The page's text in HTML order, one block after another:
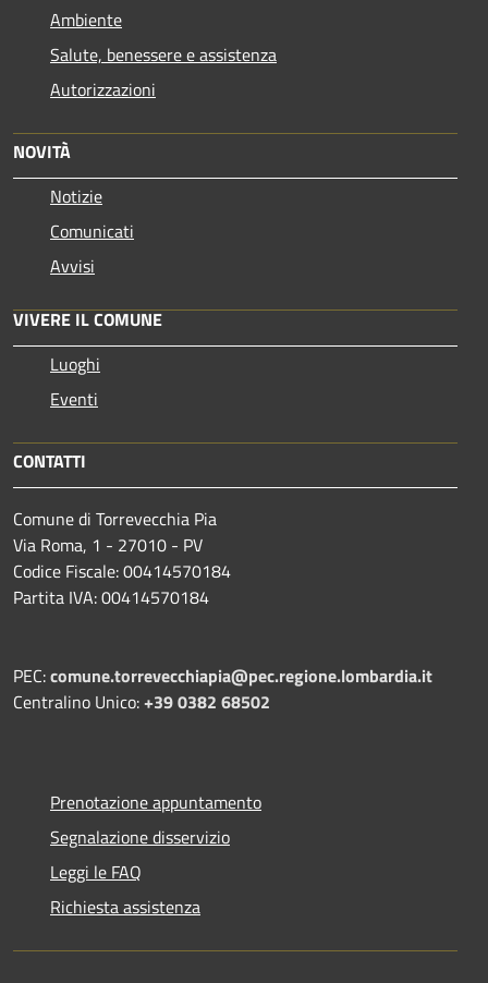
Ambiente
Salute, benessere e assistenza
Autorizzazioni
NOVITÀ
Notizie
Comunicati
Avvisi
VIVERE IL COMUNE
Luoghi
Eventi
CONTATTI
Comune di Torrevecchia Pia
Via Roma, 1 - 27010 - PV
Codice Fiscale: 00414570184
Partita IVA: 00414570184
PEC:comune.torrevecchiapia@pec.regione.lombardia.it
Centralino Unico:+39 0382 68502
Prenotazione appuntamento
Segnalazione disservizio
Leggi le FAQ
Richiesta assistenza